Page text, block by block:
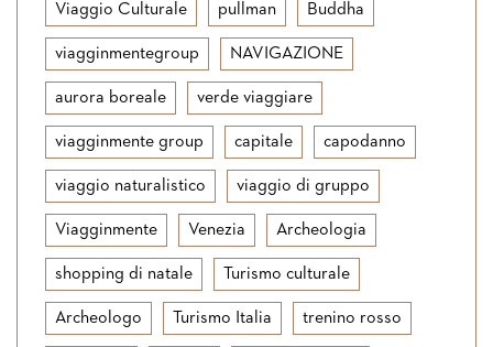
Viaggio Culturale pullman Buddha
viagginmentegroup NAVIGAZIONE
aurora boreale verde viaggiare
viagginmente group capitale capodanno
viaggio naturalistico viaggio di gruppo
Viagginmente Venezia Archeologia
shopping di natale Turismo culturale
Archeologo Turismo Italia trenino rosso